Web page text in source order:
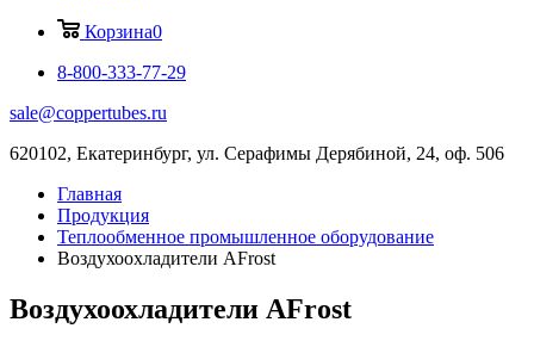
Корзина0
8-800-333-77-29
sale@coppertubes.ru
620102, Екатеринбург, ул. Серафимы Дерябиной, 24, оф. 506
Главная
Продукция
Теплообменное промышленное оборудование
Воздухоохладители AFrost
Воздухоохладители AFrost